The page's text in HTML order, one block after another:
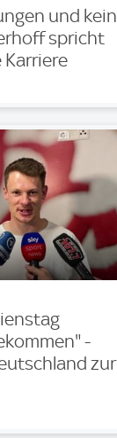
und kein
spricht
Karriere
-
zur